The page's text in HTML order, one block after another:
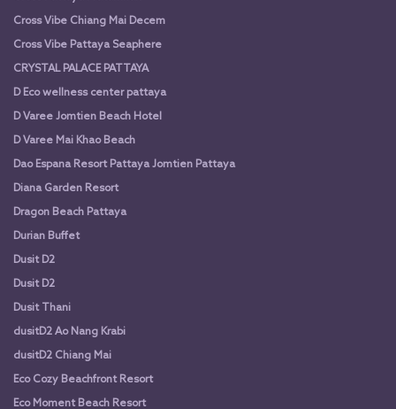
Cross Vibe Chiang Mai Decem
Cross Vibe Pattaya Seaphere
CRYSTAL PALACE PATTAYA
D Eco wellness center pattaya
D Varee Jomtien Beach Hotel
D Varee Mai Khao Beach
Dao Espana Resort Pattaya Jomtien Pattaya
Diana Garden Resort
Dragon Beach Pattaya
Durian Buffet
Dusit D2
Dusit D2
Dusit Thani
dusitD2 Ao Nang Krabi
dusitD2 Chiang Mai
Eco Cozy Beachfront Resort
Eco Moment Beach Resort